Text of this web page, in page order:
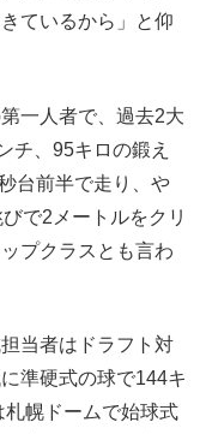
ているから」と仰
一人者で、過去2大
チ、95キロの鍛え
台前半で走り、や
で2メートルをクリ
プクラスとも言わ
当者はドラフト対
準硬式の球で144キ
幌ドームで始球式